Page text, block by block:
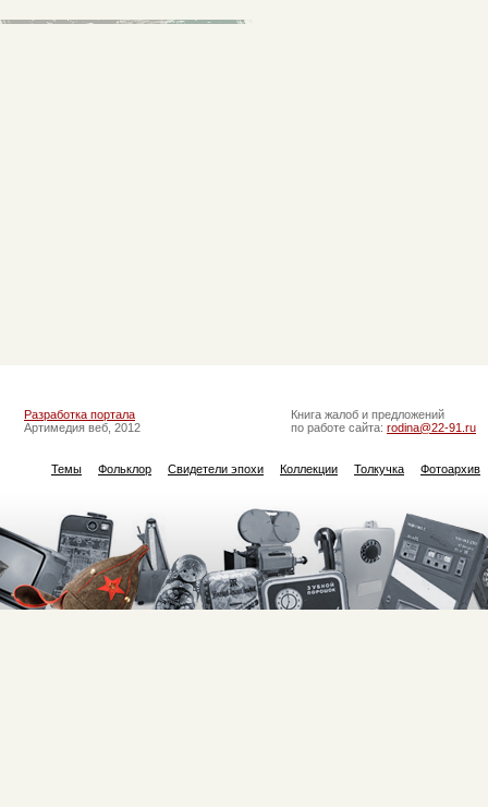
Разработка портала
Артимедия веб, 2012
Книга жалоб и предложений
по работе сайта: rodina@22-91.ru
Темы Фольклор Свидетели эпохи Коллекции Толкучка Фотоархив